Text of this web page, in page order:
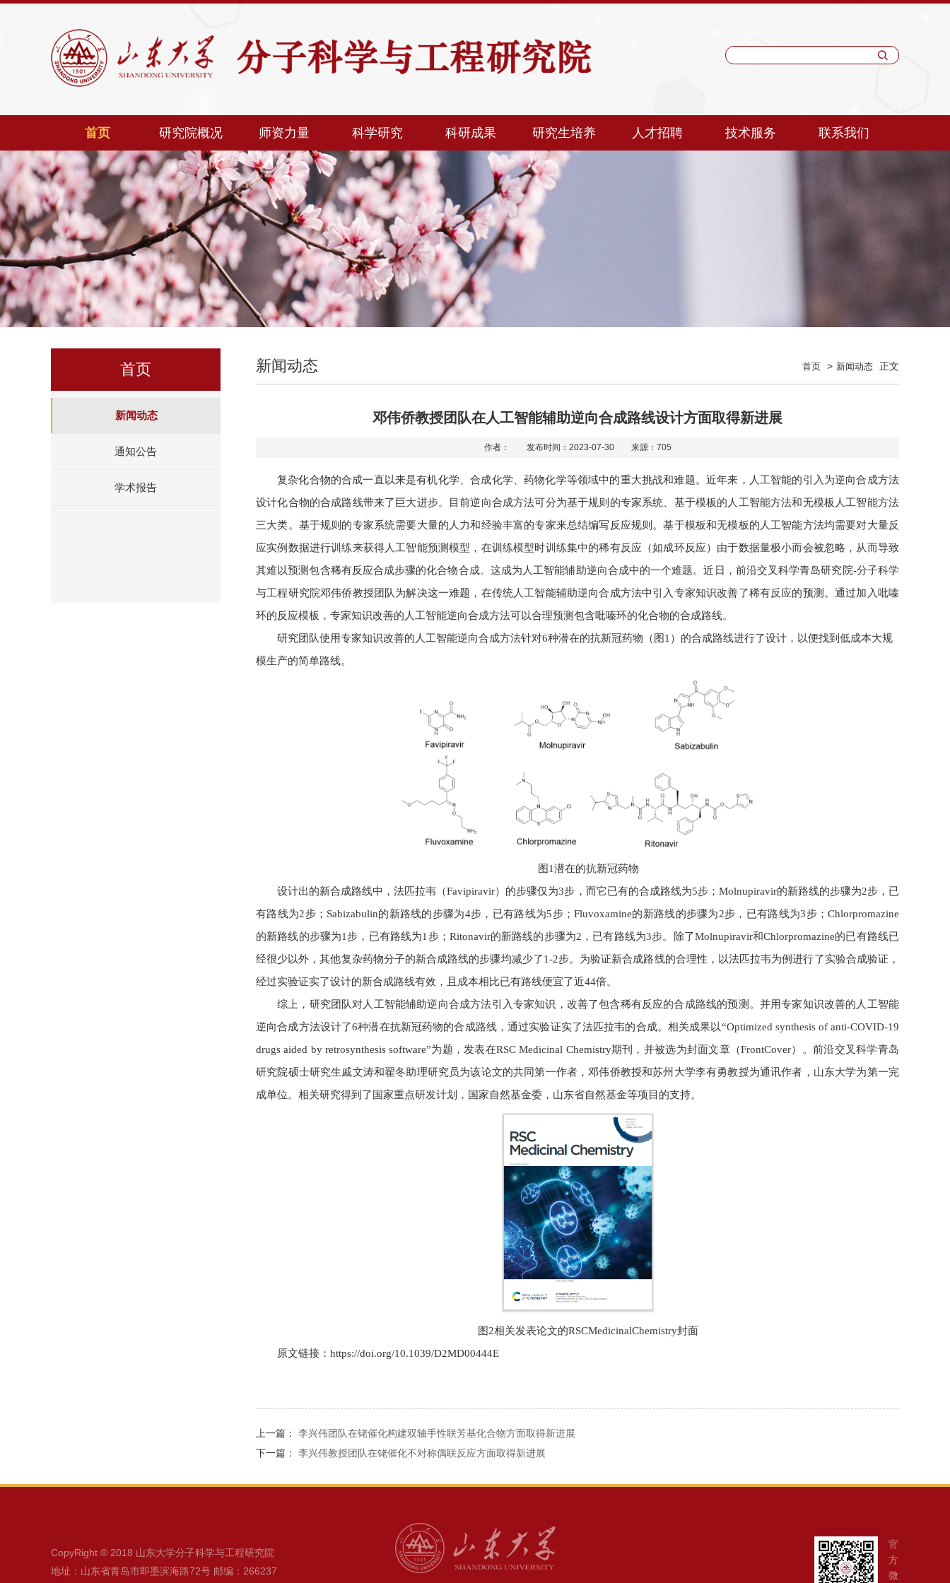
首页 研究院概况 师资力量 科学研究 科研成果 研究生培养 人才招聘 技术服务 联系我们
首页
新闻动态
通知公告
学术报告
新闻动态 首页 > 新闻动态 正文
邓伟侨教授团队在人工智能辅助逆向合成路线设计方面取得新进展
作者： 发布时间：2023-07-30 来源： 705
复杂化合物的合成一直以来是有机化学、合成化学、药物化学等领域中的重大挑战和难题。近年来，人工智能的引入为逆向合成方法
设计化合物的合成路线带来了巨大进步。目前逆向合成方法可分为基于规则的专家系统、基于模板的人工智能方法和无模板人工智能方法
三大类。基于规则的专家系统需要大量的人力和经验丰富的专家来总结编写反应规则。基于模板和无模板的人工智能方法均需要对大量反
应实例数据进行训练来获得人工智能预测模型，在训练模型时训练集中的稀有反应（如成环反应）由于数据量极小而会被忽略，从而导致
其难以预测包含稀有反应合成步骤的化合物合成。这成为人工智能辅助逆向合成中的一个难题。近日，前沿交叉科学青岛研究院-分子科学
与工程研究院邓伟侨教授团队为解决这一难题，在传统人工智能辅助逆向合成方法中引入专家知识改善了稀有反应的预测。通过加入吡嗪
环的反应模板，专家知识改善的人工智能逆向合成方法可以合理预测包含吡嗪环的化合物的合成路线。
研究团队使用专家知识改善的人工智能逆向合成方法针对6种潜在的抗新冠药物（图1）的合成路线进行了设计，以便找到低成本大规
模生产的简单路线。
图1潜在的抗新冠药物
设计出的新合成路线中，法匹拉韦（Favipiravir）的步骤仅为3步，而它已有的合成路线为5步；Molnupiravir的新路线的步骤为2步，已
有路线为2步；Sabizabulin的新路线的步骤为4步，已有路线为5步；Fluvoxamine的新路线的步骤为2步，已有路线为3步；Chlorpromazine
的新路线的步骤为1步，已有路线为1步；Ritonavir的新路线的步骤为2，已有路线为3步。除了Molnupiravir和Chlorpromazine的已有路线已
经很少以外，其他复杂药物分子的新合成路线的步骤均减少了1-2步。为验证新合成路线的合理性，以法匹拉韦为例进行了实验合成验证，
经过实验证实了设计的新合成路线有效，且成本相比已有路线便宜了近44倍。
综上，研究团队对人工智能辅助逆向合成方法引入专家知识，改善了包含稀有反应的合成路线的预测。并用专家知识改善的人工智能
逆向合成方法设计了6种潜在抗新冠药物的合成路线，通过实验证实了法匹拉韦的合成。相关成果以“Optimized synthesis of anti-COVID-19
drugs aided by retrosynthesis software”为题，发表在RSC Medicinal Chemistry期刊，并被选为封面文章（FrontCover）。前沿交叉科学青岛
研究院硕士研究生戚文涛和翟冬助理研究员为该论文的共同第一作者，邓伟侨教授和苏州大学李有勇教授为通讯作者，山东大学为第一完
成单位。相关研究得到了国家重点研发计划，国家自然基金委，山东省自然基金等项目的支持。
图2相关发表论文的RSCMedicinalChemistry封面
原文链接：https://doi.org/10.1039/D2MD00444E
上一篇： 李兴伟团队在铑催化构建双轴手性联芳基化合物方面取得新进展
下一篇： 李兴伟教授团队在铑催化不对称偶联反应方面取得新进展
CopyRight ® 2018 山东大学分子科学与工程研究院
地址：山东省青岛市即墨滨海路72号 邮编：266237
官
方
微